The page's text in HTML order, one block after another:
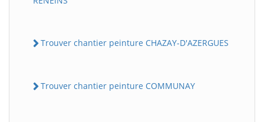
Trouver chantier peinture CHAZAY-D'AZERGUES
Trouver chantier peinture COMMUNAY